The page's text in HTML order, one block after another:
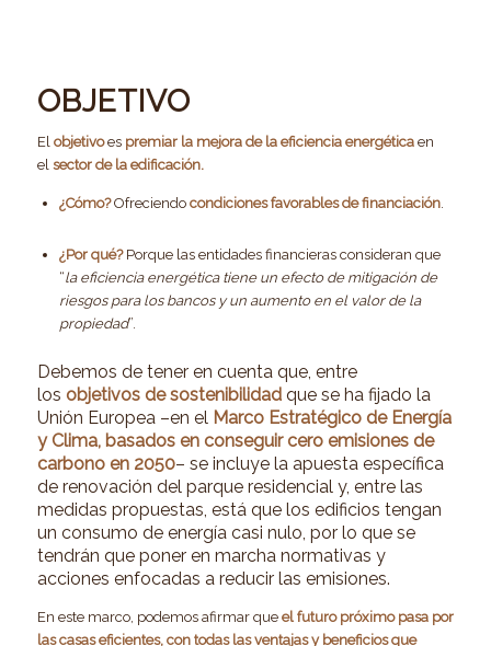
OBJETIVO
El objetivoes premiar la mejora de la eficiencia energéticaen
el sector de la edificación.
¿Cómo?Ofreciendo condiciones favorables de financiación.
¿Por qué?Porque las entidades financieras consideran que
“la eficiencia energética tiene un efecto de mitigación de
riesgos para los bancos y un aumento en el valor de la
propiedad”.
Debemos de tener en cuenta que, entre
los objetivos de sostenibilidadque se ha fijado la
Unión Europea –en el Marco Estratégico de Energía
y Clima, basados en conseguir cero emisiones de
carbono en 2050– se incluye la apuesta específica
de renovación del parque residencial y, entre las
medidas propuestas, está que los edificios tengan
un consumo de energía casi nulo, por lo que se
tendrán que poner en marcha normativas y
acciones enfocadas a reducir las emisiones.
En este marco, podemos afirmar que el futuro próximo pasa por
lascasas eficientes, con todas las ventajas y beneficios que